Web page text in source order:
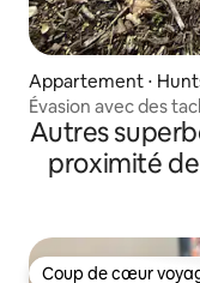
Appartement ⋅
Évasion avec des
Autres
proximité
Coup de cœur